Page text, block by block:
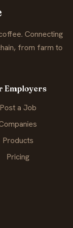
Connecting
from farm to
Employers
Post a Job
Products
Pricing